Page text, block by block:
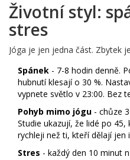
Životní styl:
stres
Jóga je jen jedna část. Zbytek
Spánek - 7-8 hodin denně.
hubnutí klesají o 30 %.
vypnete světlo v 23:00. Bez
Pohyb mimo jógu - chůze
Studie ukazují, že lidé po
rychleji než ti, kteří dělají jen
Stres - každý den 10 minut